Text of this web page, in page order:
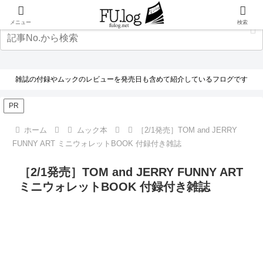
雑誌の付録やムックのレビューを発売日も含めて紹介しているフログです
PR
ホーム ムック本
［2/1発売］TOM and JERRY
FUNNY ART ミニウォレットBOOK 付録付き雑誌
［2/1発売］TOM and JERRY FUNNY ART
ミニウォレットBOOK 付録付き雑誌
メニュー 検索